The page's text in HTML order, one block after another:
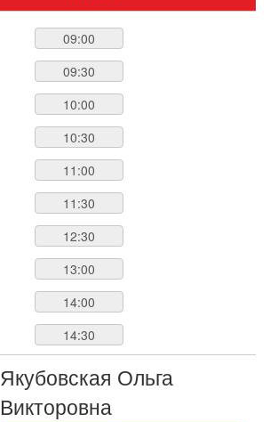
09:00
09:30
10:00
10:30
11:00
11:30
12:30
13:00
14:00
14:30
Якубовская Ольга
Викторовна